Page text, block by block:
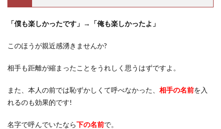
「僕も楽しかったです」→「俺も楽しかったよ」
このほうが親近感湧きませんか?
相手も距離が縮まったことをうれしく思うはずですよ。
また、本人の前では恥ずかしくて呼べなかった、 相手の名前を入
れるのも効果的です!
名字で呼んでいたなら下の名前で。